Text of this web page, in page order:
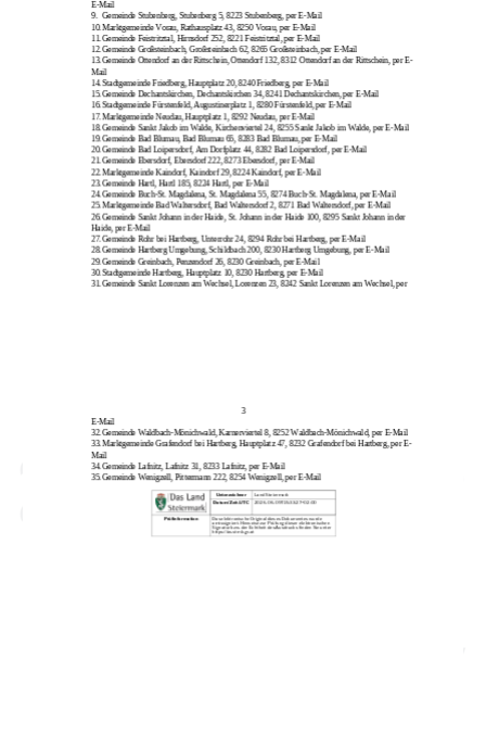
E-Mail
9. Gemeinde Stubenberg, Stubenberg 5, 8223 Stubenberg, per E-Mail
10.Marktgemeinde Vorau, Rathausplatz 43, 8250 Vorau, per E-Mail
11. Gemeinde Feistritztal, Hirnsdorf 252, 8221 Feistritztal, per E-Mail
12.Gemeinde Großsteinbach, Großsteinbach 62, 8265 Großsteinbach, per E-Mail
13.Gemeinde Ottendorf an der Rittschein, Ottendorf 132, 8312 Ottendorf an der Rittschein, per E-
Mail
14.Stadtgemeinde Friedberg, Hauptplatz 20, 8240 Friedberg, per E-Mail
15.Gemeinde Dechantskirchen, Dechantskirchen 34, 8241 Dechantskirchen, per E-Mail
16.Stadtgemeinde Fürstenfeld, Augustinerplatz 1, 8280 Fürstenfeld, per E-Mail
17. Marktgemeinde Neudau, Hauptplatz 1, 8292 Neudau, per E-Mail
18.Gemeinde Sankt Jakob im Walde, Kirchenviertel 24, 8255 Sankt Jakob im Walde, per E-Mail
19.Gemeinde Bad Blumau, Bad Blumau 65, 8283 Bad Blumau, per E-Mail
20.Gemeinde Bad Loipersdorf, Am Dorfplatz 44, 8282 Bad Loipersdorf, per E-Mail
21.Gemeinde Ebersdorf, Ebersdorf 222, 8273 Ebersdorf, per E-Mail
22. Marktgemeinde Kaindorf, Kaindorf 29, 8224 Kaindorf, per E-Mail
23. Gemeinde Hartl, Hartl 185, 8224 Hartl, per E-Mail
24.Gemeinde Buch-St. Magdalena, St. Magdalena 55, 8274 Buch-St. Magdalena, per E-Mail
25.Marktgemeinde Bad Waltersdorf, Bad Waltersdorf 2, 8271 Bad Waltersdorf, per E-Mail
26.Gemeinde Sankt Johann in der Haide, St. Johann in der Haide 100, 8295 Sankt Johann in der
Haide, per E-Mail
27.Gemeinde Rohr bei Hartberg, Unterrohr 24, 8294 Rohr bei Hartberg, per E-Mail
28.Gemeinde Hartberg Umgebung, Schildbach 200, 8230 Hartberg Umgebung, per E-Mail
29.Gemeinde Greinbach, Penzendorf 26, 8230 Greinbach, per E-Mail
30.Stadtgemeinde Hartberg, Hauptplatz 10, 8230 Hartberg, per E-Mail
31. Gemeinde Sankt Lorenzen am Wechsel, Lorenzen 23, 8242 Sankt Lorenzen am Wechsel, per
3
E-Mail
32.Gemeinde Waldbach-Mönichwald, Karnerviertel 8, 8252 Waldbach-Mönichwald, per E-Mail
33.Marktgemeinde Grafendorf bei Hartberg, Hauptplatz 47, 8232 Grafendorf bei Hartberg, per E-
Mail
34.Gemeinde Lafnitz, Lafnitz 31, 8233 Lafnitz, per E-Mail
35.Gemeinde Wenigzell, Pittermann 222, 8254 Wenigzell, per E-Mail